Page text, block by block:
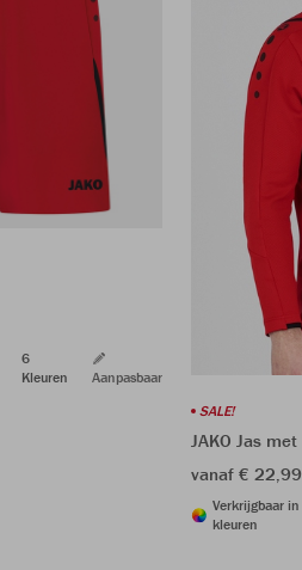
6
Kleuren
Aanpasbaar
SALE!
JAKO Jas
vanaf € 22,99
Verkrijgbaar
kleuren